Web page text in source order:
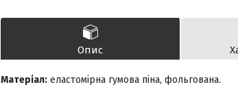
Опис
Матеріал: еластомірна гумова піна, фольгована.